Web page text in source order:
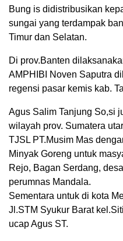
Bung is didistribusikan
sungai yang terdampak
Timur dan Selatan.
Di prov.Banten
AMPHIBI Noven Saputra
regensi pasar kemis kab.
Agus Salim Tanjung So,si
wilayah prov. Sumatera
TJSL PT.Musim Mas
Minyak Goreng untuk
Rejo, Bagan Serdang,
perumnas Mandala.
Sementara untuk di kota
Jl.STM Syukur Barat
ucap Agus ST.